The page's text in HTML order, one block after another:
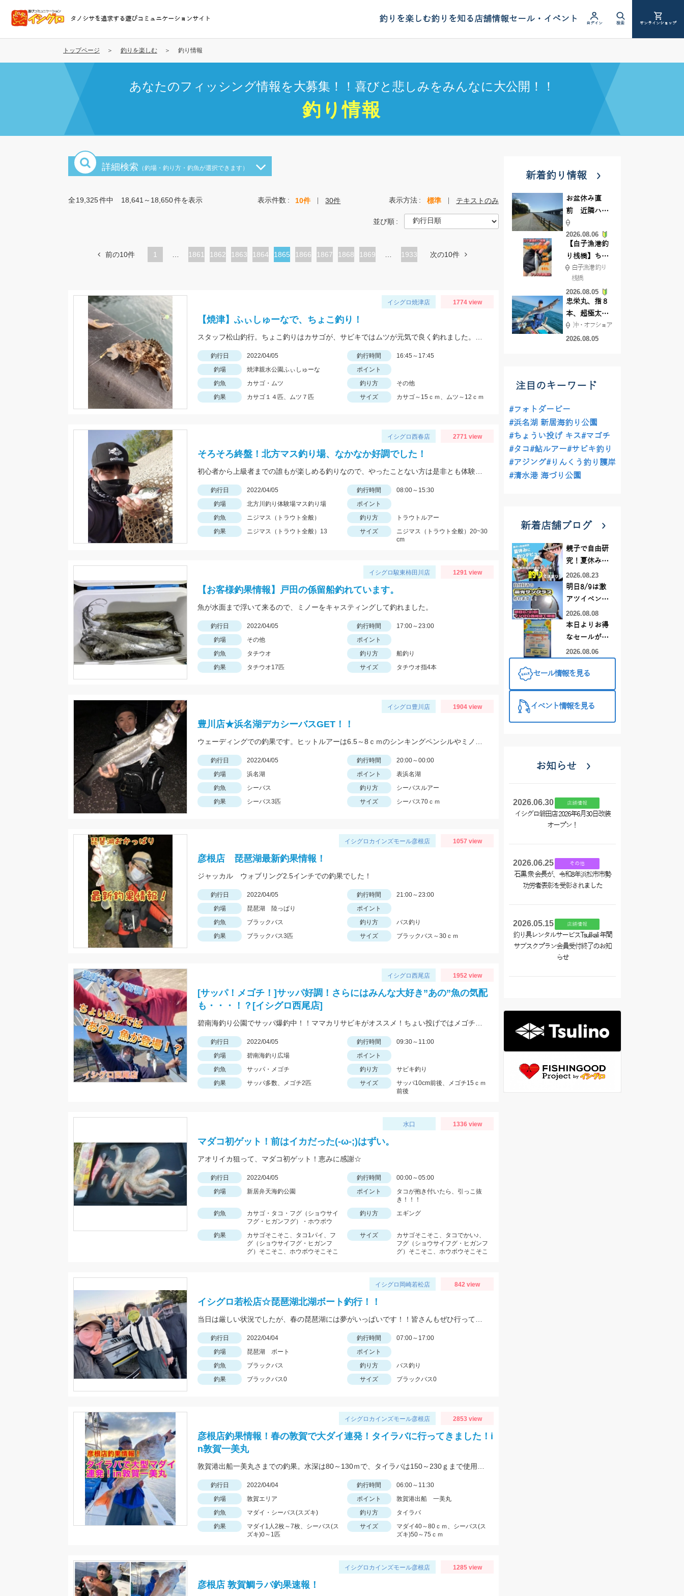
コ
テ
タノシサを追求する遊びコミュニケーションサイト 釣りを楽しむ釣りを知る店舗情報セール・イベント ログイン 検索 オンラインショップ
トップページ 釣りを楽しむ 釣り情報
あなたのフィッシング情報を大募集！！喜びと悲しみをみんなに大公開！！
釣り情報
詳細検索 （釣場・釣り方・釣魚が選択できます）
全19,325件中 18,641～18,650件を表示 表示件数 10件 30件 表示方法 標準 テキストのみ
並び順
前の10件 1
ペ
1861
ペ
1862
ペ
1863
ペ
1864
カ
ペ
1865
ペ
1866
ペ
1867
ペ
1868
ペ
1869 1933 次の10件
イシグロ焼津店 1774 view
【焼津】ふぃしゅーなで、ちょこ釣り！
釣行日 2022/04/05 釣行時間
16:45～17:45
釣場
焼津親水公園ふぃしゅーな
ポイント
釣魚
カサゴ・ムツ 釣り方
その他
釣果
カサゴ１４匹、ムツ７匹 サイズ カサゴ～15ｃｍ、ムツ～12ｃｍ
イシグロ西春店 2771 view
そろそろ終盤！北方マス釣り場、なかなか好調でした！
釣行日 2022/04/05 釣行時間
08:00～15:30
釣場
北方川釣り体験場マス釣り場
ポイント
釣魚
ニジマス（トラウト全般） 釣り方
トラウトルアー
釣果
ニジマス（トラウト全般）13 サイズ
ニジマス（トラウト全般）20~30
cm
イシグロ駿東柿田川店 1291 view
【お客様釣果情報】戸田の係留船釣れています。
魚が水面まで浮いて来るので、ミノーをキャスティングして釣れました。
釣行日 2022/04/05 釣行時間
17:00～23:00
釣場
その他
ポイント
釣魚
タチウオ 釣り方
船釣り
釣果
タチウオ17匹 サイズ タチウオ指4本
イシグロ豊川店 1904 view
豊川店★浜名湖デカシーバスGET！！
釣行日 2022/04/05 釣行時間
20:00～00:00
釣場
浜名湖 ポイント
表浜名湖
釣魚
シーバス 釣り方
シーバスルアー
釣果
シーバス3匹 サイズ シーバス70ｃｍ
イシグロカインズモール彦根店 1057 view
彦根店 琵琶湖最新釣果情報！
ジャッカル ウォブリング2.5インチでの釣果でした！
釣行日 2022/04/05 釣行時間
21:00～23:00
釣場
琵琶湖 陸っぱり
ポイント
釣魚
ブラックバス 釣り方
バス釣り
釣果
ブラックバス3匹 サイズ ブラックバス～30ｃｍ
イシグロ西尾店 1952 view
[サッパ！メゴチ！]サッパ好調！さらにはみんな大好き”あの”魚の気配
も・・・！？[イシグロ西尾店]
釣行日 2022/04/05 釣行時間
09:30～11:00
釣場
碧南海釣り広場
ポイント
釣魚
サッパ・メゴチ 釣り方
サビキ釣り
釣果
サッパ多数、メゴチ2匹 サイズ
サッパ10cm前後、メゴチ15ｃｍ
前後
水口 1336 view
マダコ初ゲット！前はイカだった(-ω-;)はずい。
アオリイカ狙って、マダコ初ゲット！恵みに感謝☆
釣行日 2022/04/05 釣行時間
00:00～05:00
釣場
新居弁天海釣公園 ポイント
タコが抱き付いたら、引っこ抜
き！！！
釣魚
カサゴ・タコ・フグ（ショウサイ
フグ・ヒガンフグ）・ホウボウ
釣り方 エギング
釣果
カサゴそこそこ、タコ1パイ、フ
グ（ショウサイフグ・ヒガンフ
グ）そこそこ、ホウボウそこそこ
サイズ
カサゴそこそこ、タコでかい♪、
フグ（ショウサイフグ・ヒガンフ
グ）そこそこ、ホウボウそこそこ
イシグロ岡崎若松店 842 view
イシグロ若松店☆琵琶湖北湖ボート釣行！！
釣行日 2022/04/04 釣行時間
07:00～17:00
釣場
琵琶湖 ボート
ポイント
釣魚
ブラックバス 釣り方
バス釣り
釣果
ブラックバス0 サイズ ブラックバス0
イシグロカインズモール彦根店 2853 view
彦根店釣果情報！春の敦賀で大ダイ連発！タイラバに行ってきました！i
n敦賀一美丸
釣行日 2022/04/04 釣行時間
06:00～11:30
釣場
敦賀エリア ポイント
敦賀港出船 一美丸
釣魚
マダイ・シーバス(スズキ) 釣り方
タイラバ
釣果
マダイ1人2枚～7枚、シーバス(ス
ズキ)0～1匹
サイズ
マダイ40～80ｃｍ、シーバス(ス
ズキ)50～75ｃｍ
イシグロカインズモール彦根店 1285 view
彦根店 敦賀鯛ラバ釣果速報！
新着釣り情報
お盆休み直
前 近隣ハゼ
釣り場調査し
てきました
2026.08.06
【白子漁港釣
り桟橋】ちょ
い投げ釣りが
絶好調!キスや
ハゼが簡単に
釣れますよ💛
白子漁港 釣り
桟橋
2026.08.05
忠栄丸、指８
本、超極太ド
ラゴン登場！
沖・オフショア
2026.08.05
注目のキーワード
#フォトダービー
#浜名湖 新居海釣り公園
#ちょうい投げ キス#マゴチ
#タコ#鮎ルアー#サビキ釣り
#アジング#りんくう釣り護岸
#清水港 海づり公園
新着店舗ブログ
親子で自由研
究！夏休みに
釣りデビュー
2026.08.23
明日8/9は激
アツイベント
日！！！～オ
ーダー偏光グ
ラス受注会～
2026.08.08
本日よりお得
なセールがス
タート!!
2026.08.06
セール情報を見る
イベント情報を見る
お知らせ
2026.06.30 店舗情報
イシグロ磐田店 2026年6月30日改装
オープン！
2026.06.25 その他
石黒 衆 会長が、令和8年浜松市市勢
功労者表彰を受彰されました
2026.05.15 店舗情報
釣り具レンタルサービスTsulikali 年間
サブスクプラン会員受付終了のお知
らせ